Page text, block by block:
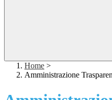
Home >
Amministrazione